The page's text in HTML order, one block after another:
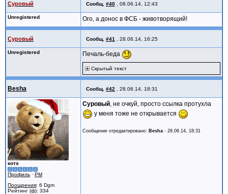
Суровый Сообщ. #40 08.06.14, 12:43
Unregistered Ого, а донос в ФСБ - животворящий!
Суровый Сообщ. #41 28.06.14, 16:25
Unregistered Печаль-беда
Скрытый текст
Besha Сообщ. #42 28.06.14, 18:31
котэ
Профиль · PM
Поощрения: 6 Dgm
Рейтинг (ф): 334
Суровый, не очкуй, просто ссылка протухла
у меня тоже не открывается
Сообщение отредактировано: Besha - 28.06.14, 18:31